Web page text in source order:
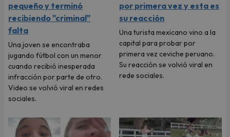
pequeño y terminó
recibiendo "criminal"
falta
Una joven se encontraba
jugando fútbol con un menor
cuando recibió inesperada
infracción por parte de otro.
Video se volvió viral en redes
sociales.
por primera vez y esta es
su reacción
Una turista mexicano vino a la
capital para probar por
primera vez ceviche peruano.
Su reacción se volvió viral en
rede sociales.